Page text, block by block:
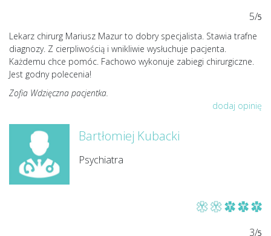
5/5
Lekarz chirurg Mariusz Mazur to dobry specjalista. Stawia trafne
diagnozy. Z cierpliwością i wnikliwie wysłuchuje pacjenta.
Każdemu chce pomóc. Fachowo wykonuje zabiegi chirurgiczne.
Jest godny polecenia!
Zofia Wdzięczna pacjentka.
dodaj opinię
Bartłomiej Kubacki
Psychiatra
3/5